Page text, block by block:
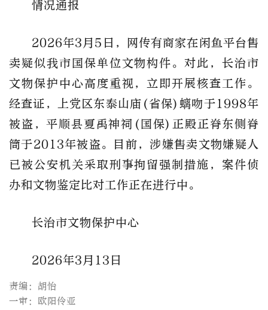
情况通报
2026年3月5日，网传有商家在闲鱼平台售
卖疑似我市国保单位文物构件。对此，长治市
文物保护中心高度重视，立即开展核查工作。
经查证，上党区东泰山庙(省保)螭吻于1998年
被盗，平顺县夏禹神祠(国保)正殿正脊东侧脊
筒于2013年被盗。目前，涉嫌售卖文物嫌疑人
已被公安机关采取刑事拘留强制措施，案件侦
办和文物鉴定比对工作正在进行中。
长治市文物保护中心
2026年3月13日
责编：胡怡
一审：欧阳伶亚